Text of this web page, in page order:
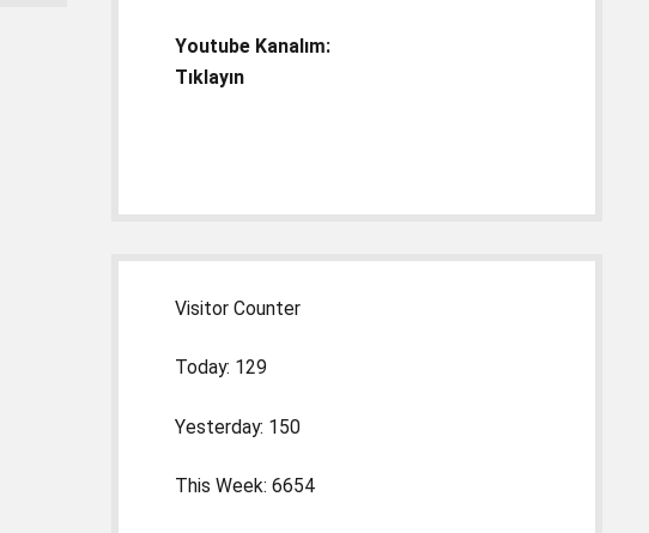
Youtube Kanalım:
Tıklayın
Visitor Counter
Today: 129
Yesterday: 150
This Week: 6654